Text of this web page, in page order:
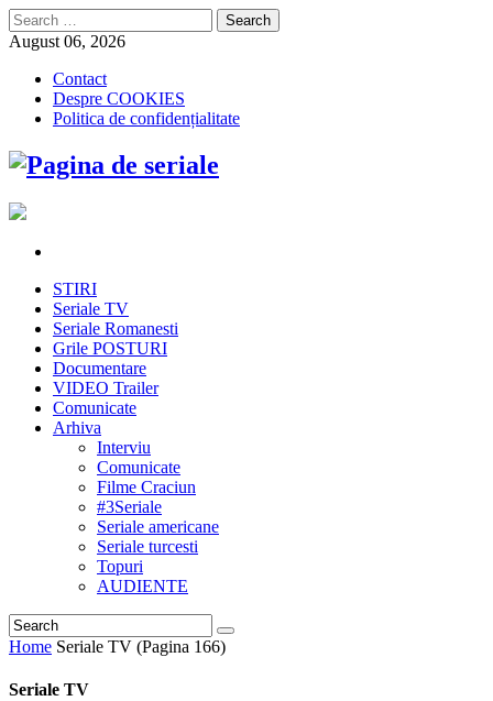
Search
for:
August 06, 2026
Contact
Despre COOKIES
Politica de confidențialitate
STIRI
Seriale TV
Seriale Romanesti
Grile POSTURI
Documentare
VIDEO Trailer
Comunicate
Arhiva
Interviu
Comunicate
Filme Craciun
#3Seriale
Seriale americane
Seriale turcesti
Topuri
AUDIENTE
Home Seriale TV (Pagina 166)
Seriale TV